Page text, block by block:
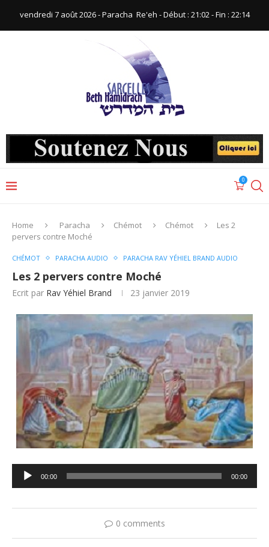
vendredi 7 août 2026 - Paracha ‪ Re'eh‬ - Début : 21:02‬ - Fin : ‪22:14‬
0
Home Paracha Chémot Chémot
Les 2
pervers contre Moché
CHÉMOT PARACHA AUDIO PARACHA RAV YÉHIEL BRAND AUDIO
Les 2 pervers contre Moché
Ecrit par Rav Yéhiel Brand 23 janvier 2019
Lecteur
audio
00:00 00:00
0 comments